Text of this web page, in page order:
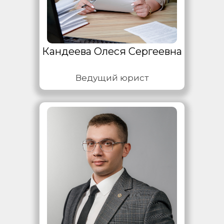
Ведущий юрист
Кандеева Олеся Сергеевна